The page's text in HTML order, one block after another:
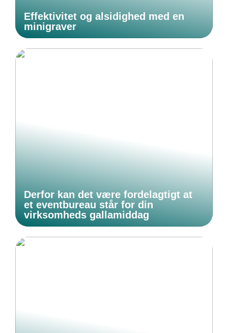
Effektivitet og alsidighed med en
minigraver
Derfor kan det være fordelagtigt at
et eventbureau står for din
virksomheds gallamiddag